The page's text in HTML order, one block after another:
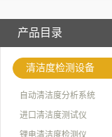
产品目录
清洁度检测设备
自动清洁度分析系统
进口清洁度测试仪
锂电清洁度检测仪